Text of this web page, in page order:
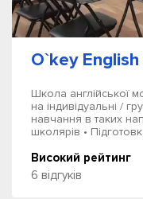
O`key
Школа англійської
на індивідуальні /
навчання в таких
школярів •
Високий рейтинг
6 відгуків